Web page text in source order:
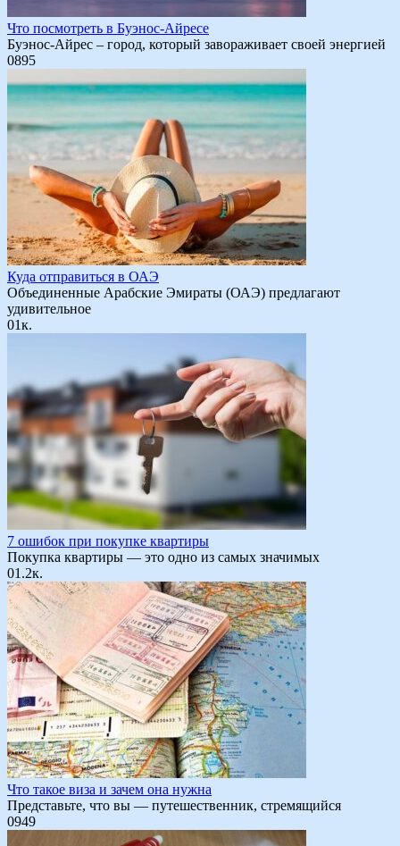
Что посмотреть в Буэнос-Айресе
Буэнос-Айрес – город, который завораживает своей энергией
0895
Куда отправиться в ОАЭ
Объединенные Арабские Эмираты (ОАЭ) предлагают
удивительное
01к.
7 ошибок при покупке квартиры
Покупка квартиры — это одно из самых значимых
01.2к.
Что такое виза и зачем она нужна
Представьте, что вы — путешественник, стремящийся
0949